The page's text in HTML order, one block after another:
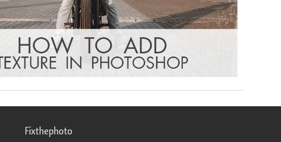
Fixthephoto